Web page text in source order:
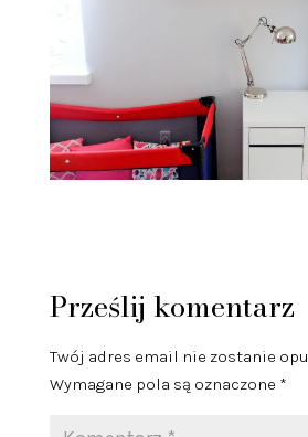
Prześlij komentarz
Twój adres email nie zostanie
Wymagane pola są oznaczone *